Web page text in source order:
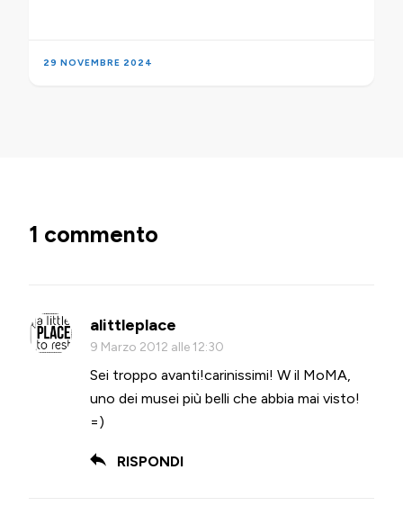
29 NOVEMBRE 2024
1 commento
alittleplace
9 Marzo 2012 alle 12:30
Sei troppo avanti!carinissimi! W il MoMA,
uno dei musei più belli che abbia mai visto!
=)
RISPONDI